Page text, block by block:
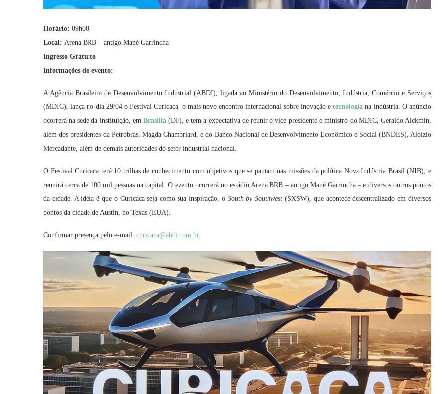
Horário: 09h00
Local: Arena BRB – antigo Mané Garrincha
Ingresso Gratuito
Informações do evento:
A Agência Brasileira de Desenvolvimento Industrial (ABDI), ligada ao Ministério do Desenvolvimento, Indústria, Comércio e Serviços
(MDIC), lança no dia 29/04 o Festival Curicaca, o mais novo encontro internacional sobre inovação etecnologia na indústria. O anúncio
ocorrerá na sede da instituição, em Brasília(DF), e tem a expectativa de reunir o vice-presidente e ministro do MDIC, Geraldo Alckmin,
além dos presidentes da Petrobras, Magda Chambriard, e do Banco Nacional de Desenvolvimento Econômico e Social (BNDES), Aloizio
Mercadante, além de demais autoridades do setor industrial nacional.
O Festival Curicaca terá 10 trilhas de conhecimento com objetivos que se pautam nas missões da política Nova Indústria Brasil (NIB), e
reunirá cerca de 100 mil pessoas na capital. O evento ocorrerá no estádio Arena BRB – antigo Mané Garrincha – e diversos outros pontos
da cidade. A ideia é que o Curicaca seja como sua inspiração, o South by Southwest (SXSW), que acontece descentralizado em diversos
pontos da cidade de Austin, no Texas (EUA).
Confirmar presença pelo e-mail: curicaca@abdi.com.br.